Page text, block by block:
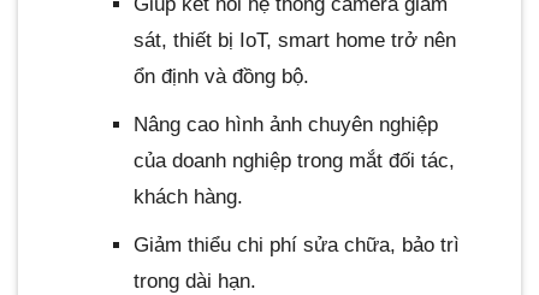
sát, thiết bị IoT, smart home trở nên
ổn định và đồng bộ.
Nâng cao hình ảnh chuyên nghiệp
của doanh nghiệp trong mắt đối tác,
khách hàng.
Giảm thiểu chi phí sửa chữa, bảo trì
trong dài hạn.